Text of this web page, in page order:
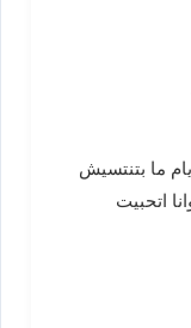
ما بتنتسيش
اتحبيت